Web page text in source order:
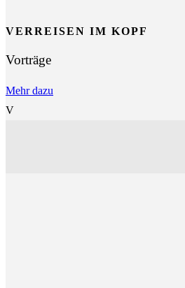
VERREISEN IM KOPF
Vorträge
Mehr dazu
V